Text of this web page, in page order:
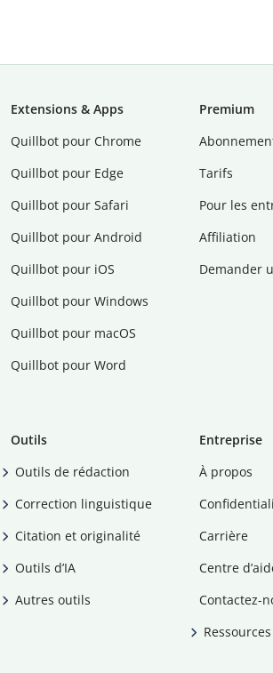
Extensions & Apps
Quillbot pour Chrome
Quillbot pour Edge
Quillbot pour Safari
Quillbot pour Android
Quillbot pour iOS
Quillbot pour Windows
Quillbot pour macOS
Quillbot pour Word
Premium
Tarifs
Pour les
Affiliation
Demander
Outils
Outils de rédaction
Correction linguistique
Citation et originalité
Outils d’IA
Autres outils
Entreprise
À propos
Carrière
Centre
Contactez-
Ressources